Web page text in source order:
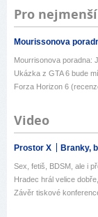
Pro nejmenší
Mourissonova
Mourrisonova poradna:
Ukázka z GTA 6 bude
Forza Horizon 6
Video
Prostor X Branky,
Sex, fetiš, BDSM, ale i
Hradec hrál velice
Závěr tiskové